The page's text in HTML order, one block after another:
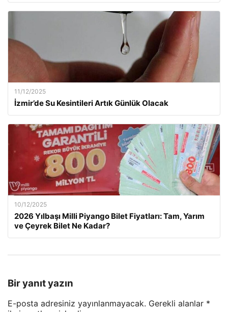
11/12/2025
İzmir’de Su Kesintileri Artık Günlük Olacak
10/12/2025
2026 Yılbaşı Milli Piyango Bilet Fiyatları: Tam, Yarım
ve Çeyrek Bilet Ne Kadar?
Bir yanıt yazın
E-posta adresiniz yayınlanmayacak. Gerekli alanlar *